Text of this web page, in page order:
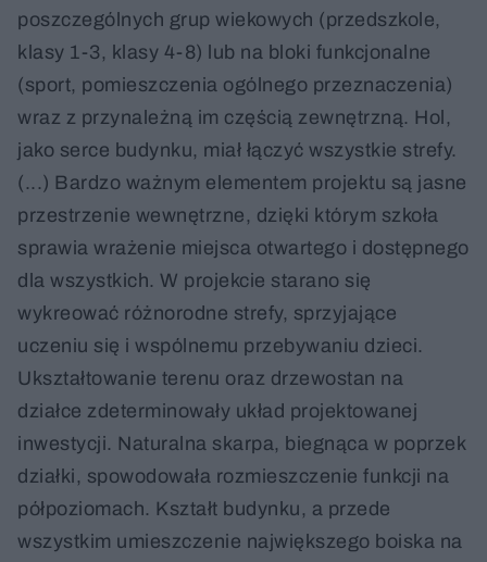
poszczególnych grup wiekowych (przedszkole,
klasy 1-3, klasy 4-8) lub na bloki funkcjonalne
(sport, pomieszczenia ogólnego przeznaczenia)
wraz z przynależną im częścią zewnętrzną. Hol,
jako serce budynku, miał łączyć wszystkie strefy.
(...) Bardzo ważnym elementem projektu są jasne
przestrzenie wewnętrzne, dzięki którym szkoła
sprawia wrażenie miejsca otwartego i dostępnego
dla wszystkich. W projekcie starano się
wykreować różnorodne strefy, sprzyjające
uczeniu się i wspólnemu przebywaniu dzieci.
Ukształtowanie terenu oraz drzewostan na
działce zdeterminowały układ projektowanej
inwestycji. Naturalna skarpa, biegnąca w poprzek
działki, spowodowała rozmieszczenie funkcji na
półpoziomach. Kształt budynku, a przede
wszystkim umieszczenie największego boiska na